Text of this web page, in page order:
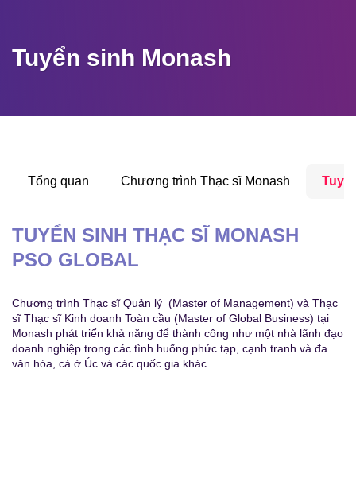
Tuyển sinh Monash
Tổng quan Chương trình Thạc sĩ Monash
TUYỂN SINH THẠC SĨ MONASH
PSO GLOBAL
Chương trình Thạc sĩ Quản lý (Master of Management) và Thạc
sĩ Thạc sĩ Kinh doanh Toàn cầu (Master of Global Business) tại
Monash phát triển khả năng để thành công như một nhà lãnh đạo
doanh nghiệp trong các tình huống phức tạp, cạnh tranh và đa
văn hóa, cả ở Úc và các quốc gia khác.